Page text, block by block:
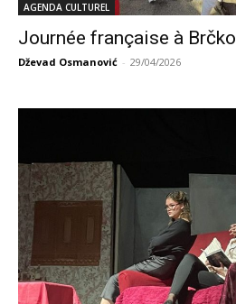
AGENDA CULTUREL
Journée française à Brčko
Dževad Osmanović - 29/04/2026